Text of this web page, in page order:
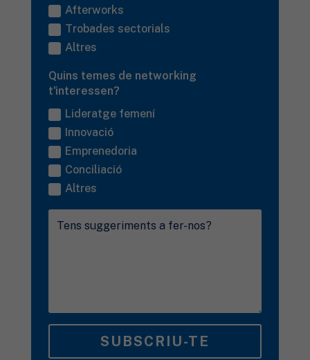
Afterworks
Trobades sectorials
Altres
Quins temes de networking
t'interessen?
Lideratge femení
Innovació
Emprenedoria
Conciliació
Altres
SUBSCRIU-TE